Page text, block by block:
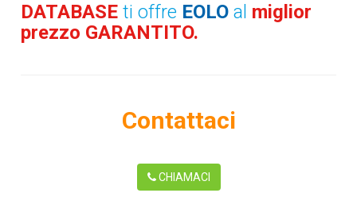
DATABASEti offre EOLO al miglior
prezzo GARANTITO.
Contattaci
CHIAMACI